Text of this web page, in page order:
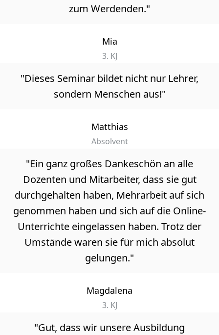
zum Werdenden."
Mia
3. KJ
"Dieses Seminar bildet nicht nur Lehrer,
sondern Menschen aus!"
Matthias
Absolvent
"Ein ganz großes Dankeschön an alle
Dozenten und Mitarbeiter, dass sie gut
durchgehalten haben, Mehrarbeit auf sich
genommen haben und sich auf die Online-
Unterrichte eingelassen haben. Trotz der
Umstände waren sie für mich absolut
gelungen."
Magdalena
3. KJ
"Gut, dass wir unsere Ausbildung